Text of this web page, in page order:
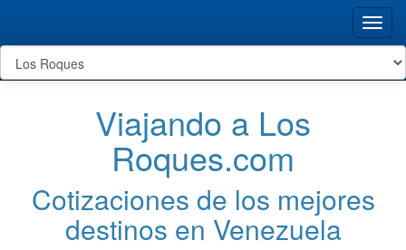
Viajando a Los
Roques.com
Cotizaciones de los mejores
destinos en Venezuela